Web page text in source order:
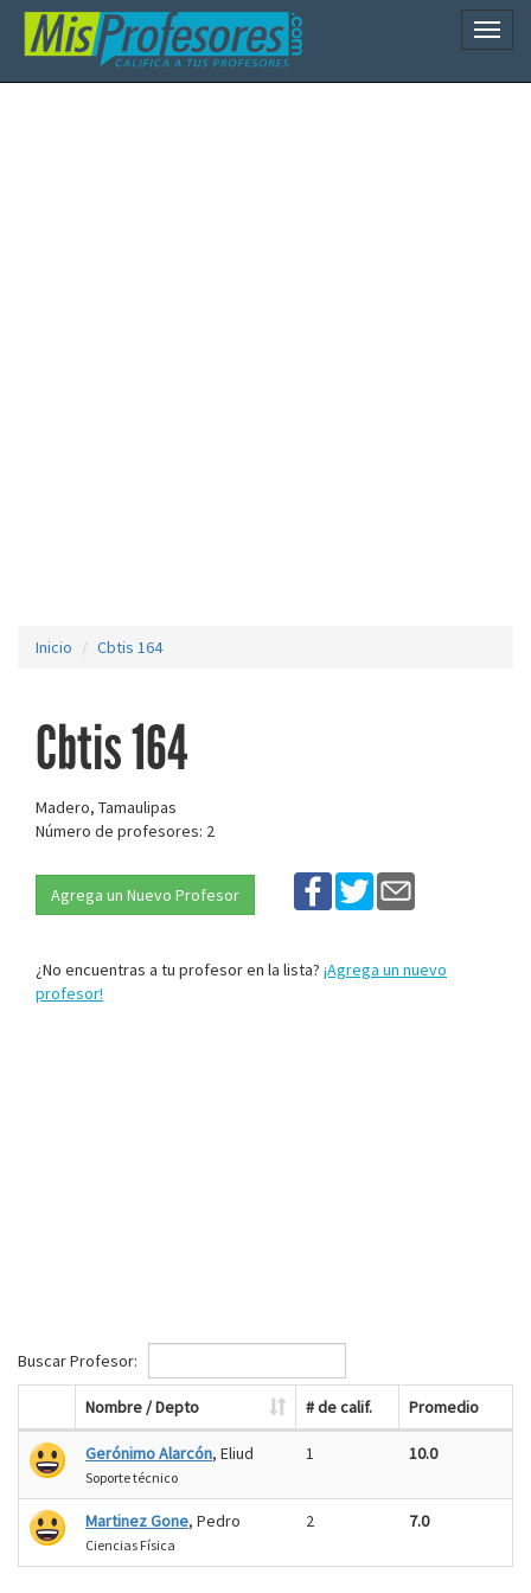
Inicio Cbtis 164
Cbtis 164
Madero, Tamaulipas
Número de profesores: 2
Agrega un Nuevo Profesor
¿No encuentras a tu profesor en la lista? ¡Agrega un nuevo
profesor!
Buscar Profesor:
Nombre / Depto # de calif. Promedio
Gerónimo Alarcón, Eliud
Soporte técnico
1 10.0
Martinez Gone, Pedro
Ciencias Física
2 7.0